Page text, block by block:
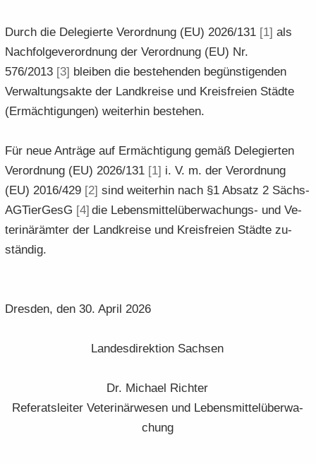
Durch die De­le­gier­te Ver­ord­nung (EU) 2026/131 [1] als
Nach­fol­ge­ver­ord­nung der Ver­ord­nung (EU) Nr.
576/2013 [3] blei­ben die be­stehen­den be­güns­ti­gen­den
Ver­wal­tungs­ak­te der Land­krei­se und Kreis­frei­en Städ­te
(Er­mäch­ti­gun­gen) wei­ter­hin be­stehen.
Für neue An­trä­ge auf Er­mäch­ti­gung gemäß De­le­gier­ten
Ver­ord­nung (EU) 2026/131 [1] i. V. m. der Ver­ord­nung
(EU) 2016/429 [2] sind wei­ter­hin nach §1 Ab­satz 2 Säch­s­
AG­Tier­GesG [4] die Lebensmittelüberwachungs-​ und Ve­
te­ri­när­äm­ter der Land­krei­se und Kreis­frei­en Städ­te zu­
stän­dig.
Dres­den, den 30. April 2026
Lan­des­di­rek­ti­on Sach­sen
Dr. Mi­cha­el Rich­ter
Re­fe­rats­lei­ter Ve­te­ri­när­we­sen und Le­bens­mit­tel­über­wa­
chung